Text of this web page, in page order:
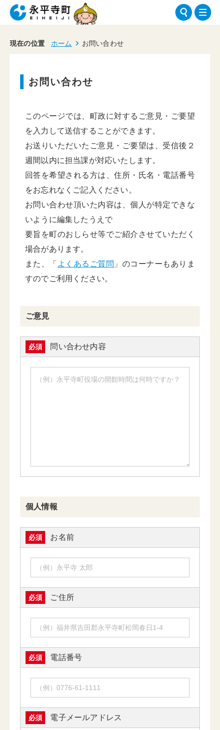
現在の位置 ホーム お問い合わせ
お問い合わせ
このページでは、町政に対するご意見・ご要望
を入力して送信することができます。
お送りいただいたご意見・ご要望は、受信後２
週間以内に担当課が対応いたします。
回答を希望される方は、住所・氏名・電話番号
をお忘れなくご記入ください。
お問い合わせ頂いた内容は、個人が特定できな
いように編集したうえで
要旨を町のおしらせ等でご紹介させていただく
場合があります。
また、「 よくあるご質問 」のコーナーもありま
すのでご利用ください。
ご意見
必須 問い合わせ内容
個人情報
必須 お名前
必須 ご住所
必須 電話番号
必須 電子メールアドレス